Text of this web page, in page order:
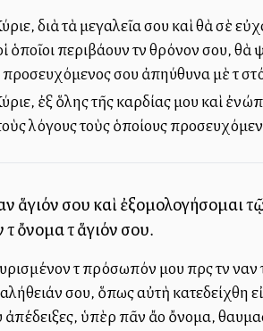
διὰ τὰ μεγαλεῖα σου καὶ θὰ σὲ
περιβάλλουν τὸν θρόνον σου,
σου ἀπηύθυνα μὲ τὸ
ἐξ ὅλης τῆς καρδίας μου καὶ
λόγους τοὺς ὁποίους
ἅγιόν σου καὶ ἐξομολογήσομαι
ὄνομα τὸ ἅγιόν σου.
τὸ πρόσωπόν μου πρὸς τὸν
σου, ὅπως αὐτὴ
ὑπὲρ πᾶν ἄλλο ὄνομα,